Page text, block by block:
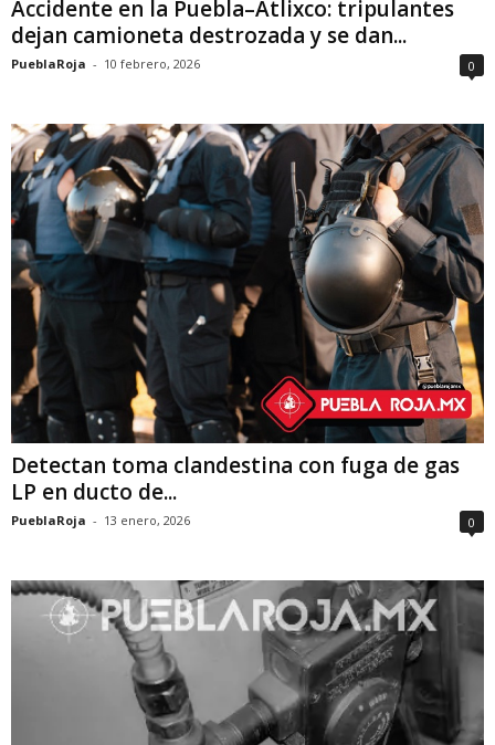
Accidente en la Puebla–Atlixco: tripulantes
dejan camioneta destrozada y se dan...
PueblaRoja - 10 febrero, 2026 0
Detectan toma clandestina con fuga de gas
LP en ducto de...
PueblaRoja - 13 enero, 2026 0